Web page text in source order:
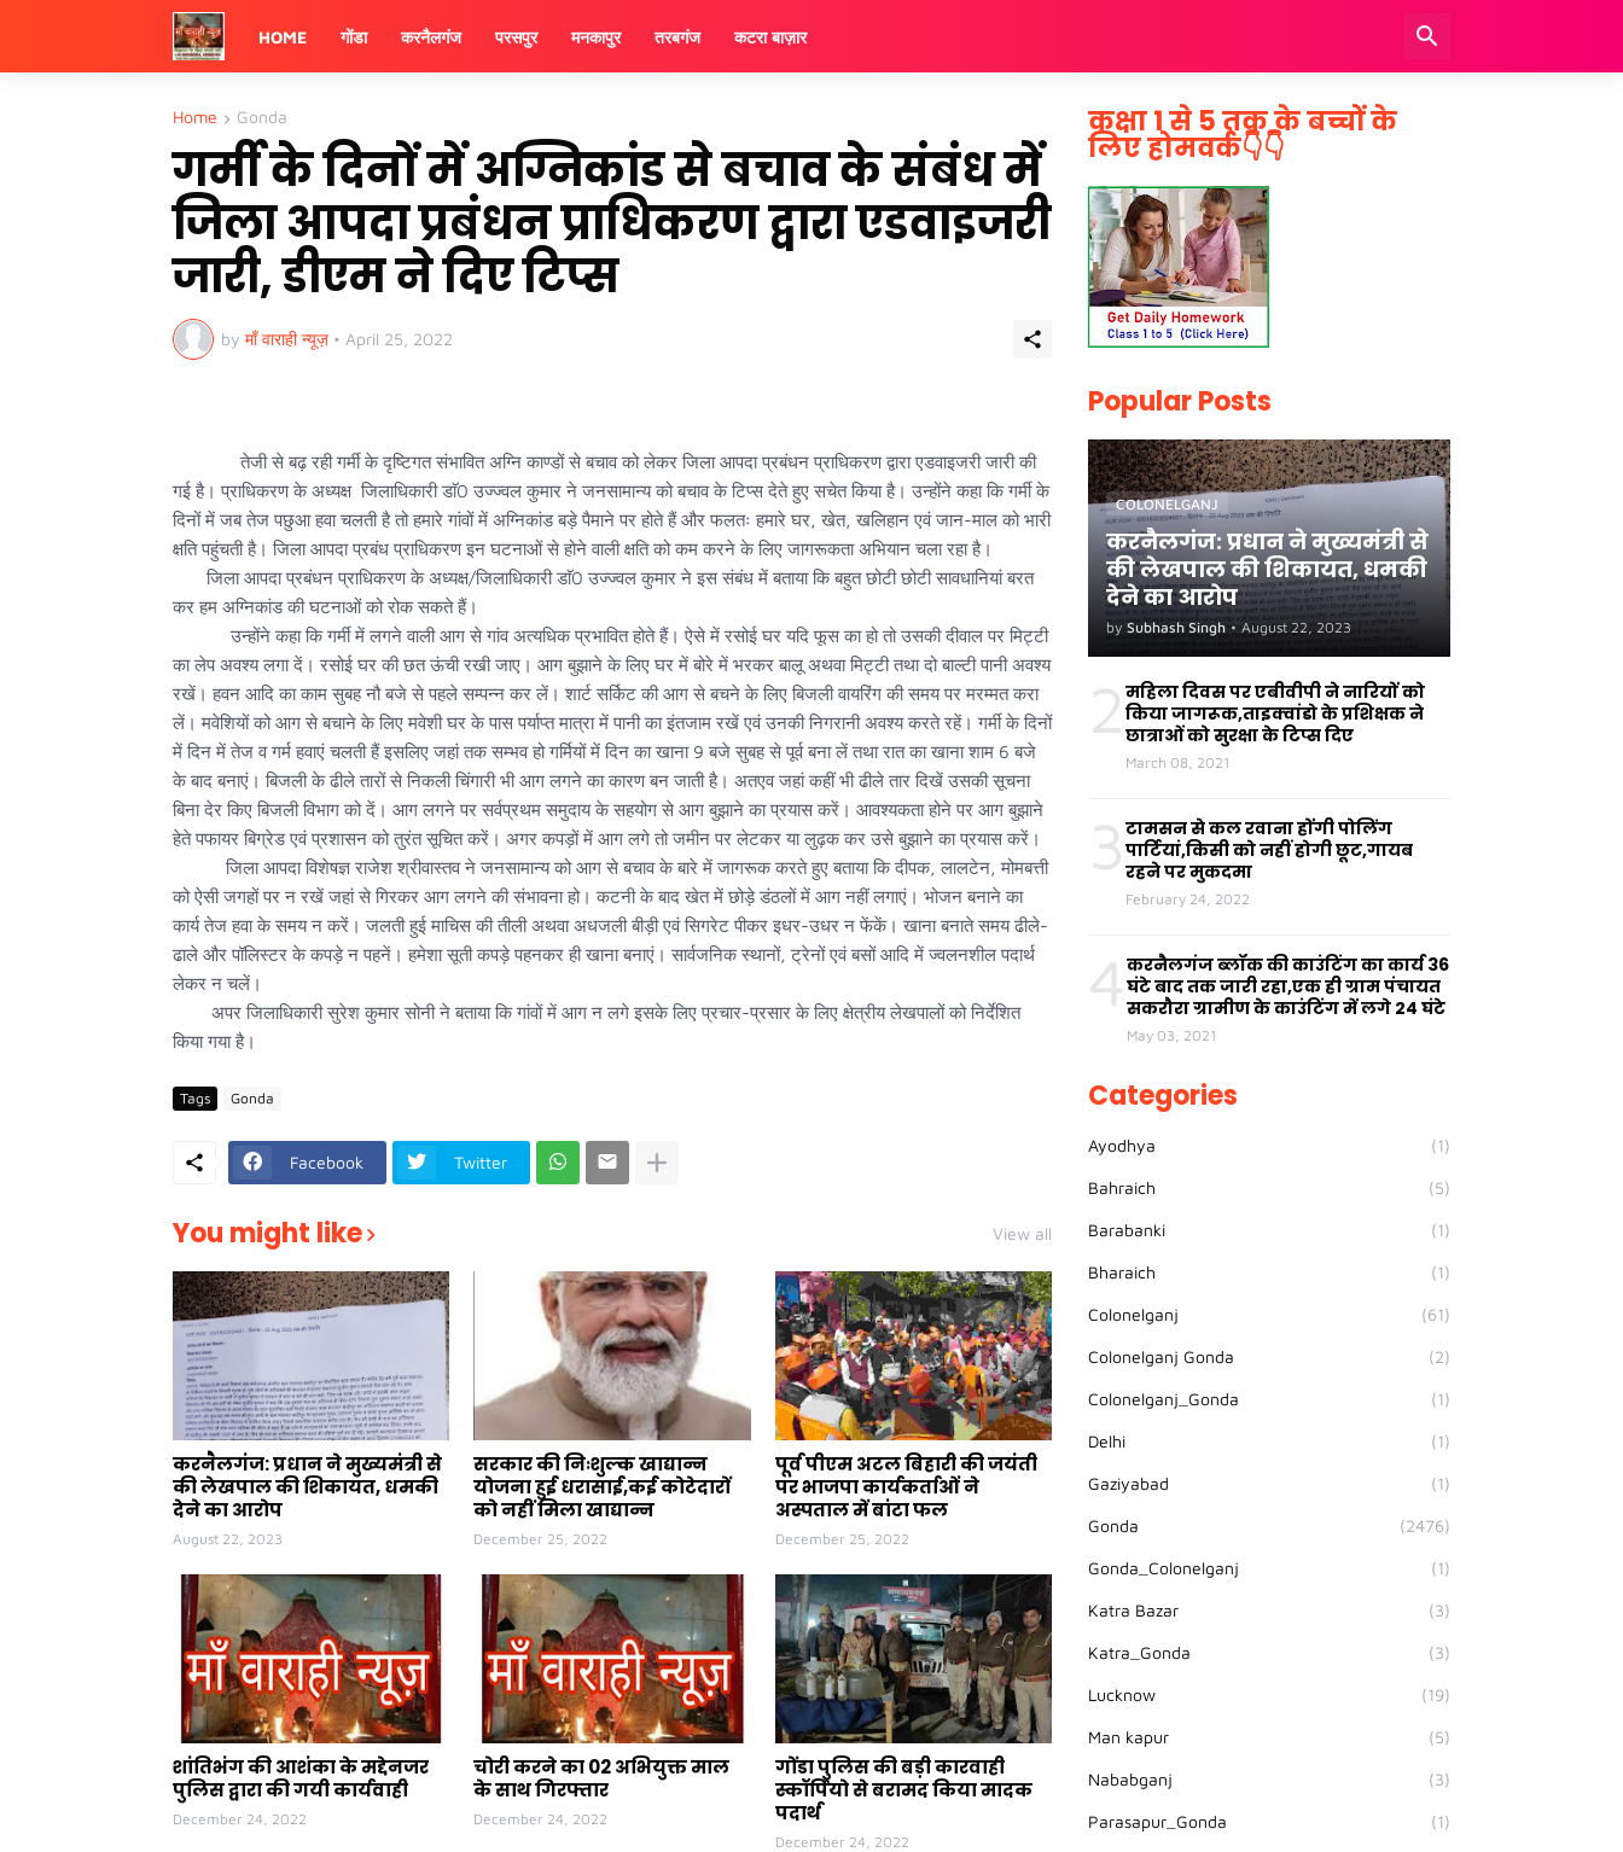
HOME गोंडा करनैलगंज परसपुर मनकापुर तरबगंज कटरा बाज़ार
Home Gonda
गर्मी के दिनों में अग्निकांड से बचाव के संबंध में
जिला आपदा प्रबंधन प्राधिकरण द्वारा एडवाइजरी
जारी, डीएम ने दिए टिप्स
by माँ वाराही न्यूज़ • April 25, 2022
तेजी से बढ़ रही गर्मी के दृष्टिगत संभावित अग्नि काण्डों से बचाव को लेकर जिला आपदा प्रबंधन प्राधिकरण द्वारा एडवाइजरी जारी की
गई है। प्राधिकरण के अध्यक्ष जिलाधिकारी डाॅ0 उज्ज्वल कुमार ने जनसामान्य को बचाव के टिप्स देते हुए सचेत किया है। उन्होंने कहा कि गर्मी के
दिनों में जब तेज पछुआ हवा चलती है तो हमारे गांवों में अग्निकांड बड़े पैमाने पर होते हैं और फलतः हमारे घर, खेत, खलिहान एवं जान-माल को भारी
क्षति पहुंचती है। जिला आपदा प्रबंध प्राधिकरण इन घटनाओं से होने वाली क्षति को कम करने के लिए जागरूकता अभियान चला रहा है।
जिला आपदा प्रबंधन प्राधिकरण के अध्यक्ष/जिलाधिकारी डाॅ0 उज्ज्वल कुमार ने इस संबंध में बताया कि बहुत छोटी छोटी सावधानियां बरत
कर हम अग्निकांड की घटनाओं को रोक सकते हैं।
उन्होंने कहा कि गर्मी में लगने वाली आग से गांव अत्यधिक प्रभावित होते हैं। ऐसे में रसोई घर यदि फूस का हो तो उसकी दीवाल पर मिट्टी
का लेप अवश्य लगा दें। रसोई घर की छत ऊंची रखी जाए। आग बुझाने के लिए घर में बोरे में भरकर बालू अथवा मिट्टी तथा दो बाल्टी पानी अवश्य
रखें। हवन आदि का काम सुबह नौ बजे से पहले सम्पन्न कर लें। शार्ट सर्किट की आग से बचने के लिए बिजली वायरिंग की समय पर मरम्मत करा
लें। मवेशियों को आग से बचाने के लिए मवेशी घर के पास पर्याप्त मात्रा में पानी का इंतजाम रखें एवं उनकी निगरानी अवश्य करते रहें। गर्मी के दिनों
में दिन में तेज व गर्म हवाएं चलती हैं इसलिए जहां तक सम्भव हो गर्मियों में दिन का खाना 9 बजे सुबह से पूर्व बना लें तथा रात का खाना शाम 6 बजे
के बाद बनाएं। बिजली के ढीले तारों से निकली चिंगारी भी आग लगने का कारण बन जाती है। अतएव जहां कहीं भी ढीले तार दिखें उसकी सूचना
बिना देर किए बिजली विभाग को दें। आग लगने पर सर्वप्रथम समुदाय के सहयोग से आग बुझाने का प्रयास करें। आवश्यकता होने पर आग बुझाने
हेते पफायर बिग्रेड एवं प्रशासन को तुरंत सूचित करें। अगर कपड़ों में आग लगे तो जमीन पर लेटकर या लुढ़क कर उसे बुझाने का प्रयास करें।
जिला आपदा विशेषज्ञ राजेश श्रीवास्तव ने जनसामान्य को आग से बचाव के बारे में जागरूक करते हुए बताया कि दीपक, लालटेन, मोमबत्ती
को ऐसी जगहों पर न रखें जहां से गिरकर आग लगने की संभावना हो। कटनी के बाद खेत में छोड़े डंठलों में आग नहीं लगाएं। भोजन बनाने का
कार्य तेज हवा के समय न करें। जलती हुई माचिस की तीली अथवा अधजली बीड़ी एवं सिगरेट पीकर इधर-उधर न फेंकें। खाना बनाते समय ढीले-
ढाले और पॉलिस्टर के कपड़े न पहनें। हमेशा सूती कपड़े पहनकर ही खाना बनाएं। सार्वजनिक स्थानों, ट्रेनों एवं बसों आदि में ज्वलनशील पदार्थ
लेकर न चलें।
अपर जिलाधिकारी सुरेश कुमार सोनी ने बताया कि गांवों में आग न लगे इसके लिए प्रचार-प्रसार के लिए क्षेत्रीय लेखपालों को निर्देशित
किया गया है।
Tags Gonda
Facebook Twitter
You might like View all
करनैलगंज: प्रधान ने मुख्यमंत्री से
की लेखपाल की शिकायत, धमकी
देने का आरोप
August 22, 2023
सरकार की निःशुल्क खाद्यान्न
योजना हुई धरासाई,कई कोटेदारों
को नहीं मिला खाद्यान्न
December 25, 2022
पूर्व पीएम अटल बिहारी की जयंती
पर भाजपा कार्यकर्ताओं ने
अस्पताल में बांटा फल
December 25, 2022
शांतिभंग की आशंका के मद्देनजर
पुलिस द्वारा की गयी कार्यवाही
December 24, 2022
चोरी करने का 02 अभियुक्त माल
के साथ गिरफ्तार
December 24, 2022
गोंडा पुलिस की बड़ी कारवाही
स्कॉर्पियो से बरामद किया मादक
पदार्थ
December 24, 2022
कक्षा 1 से 5 तक के बच्चों के
लिए होमवर्क👇👇
Popular Posts
COLONELGANJ
करनैलगंज: प्रधान ने मुख्यमंत्री से
की लेखपाल की शिकायत, धमकी
देने का आरोप
by Subhash Singh • August 22, 2023
2 महिला दिवस पर एबीवीपी ने नारियों को
किया जागरूक,ताइक्वांडो के प्रशिक्षक ने
छात्राओं को सुरक्षा के टिप्स दिए
March 08, 2021
3 टामसन से कल रवाना होंगी पोलिंग
पार्टियां,किसी को नहीं होगी छूट,गायब
रहने पर मुकदमा
February 24, 2022
4 करनैलगंज ब्लॉक की काउंटिंग का कार्य 36
घंटे बाद तक जारी रहा,एक ही ग्राम पंचायत
सकरौरा ग्रामीण के काउंटिंग में लगे 24 घंटे
May 03, 2021
Categories
Ayodhya (1)
Bahraich (5)
Barabanki (1)
Bharaich (1)
Colonelganj (61)
Colonelganj Gonda (2)
Colonelganj_Gonda (1)
Delhi (1)
Gaziyabad (1)
Gonda (2476)
Gonda_Colonelganj (1)
Katra Bazar (3)
Katra_Gonda (3)
Lucknow (19)
Man kapur (5)
Nababganj (3)
Parasapur_Gonda (1)